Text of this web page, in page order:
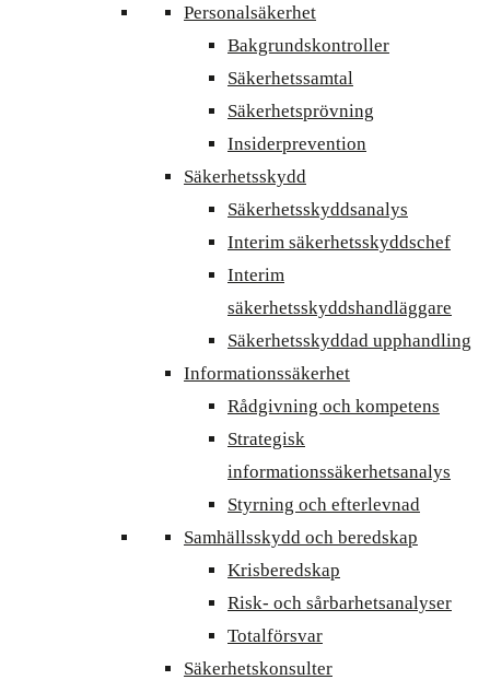
Personalsäkerhet
Bakgrundskontroller
Säkerhetssamtal
Säkerhetsprövning
Insiderprevention
Säkerhetsskydd
Säkerhetsskyddsanalys
Interim säkerhetsskyddschef
Interim
säkerhetsskyddshandläggare
Säkerhetsskyddad upphandling
Informationssäkerhet
Rådgivning och kompetens
Strategisk
informationssäkerhetsanalys
Styrning och efterlevnad
Samhällsskydd och beredskap
Krisberedskap
Risk- och sårbarhetsanalyser
Totalförsvar
Säkerhetskonsulter